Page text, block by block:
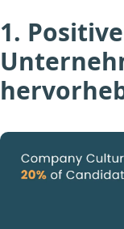
1. Positive